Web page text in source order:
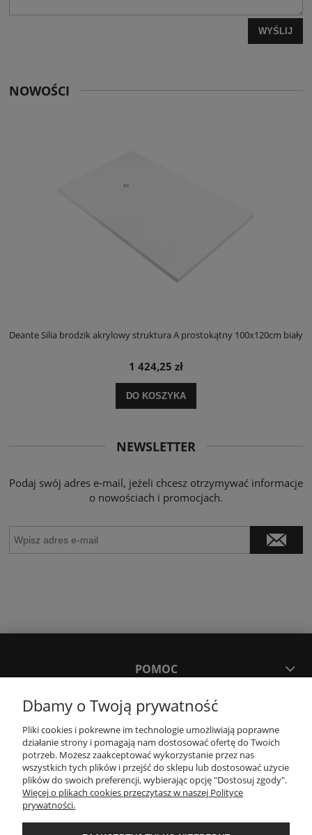
WYŚLIJ
NOWOŚCI
Deante Silia brodzik akrylowy struktura A prostokątny 100x120cm biały
1 424,25 zł
DO KOSZYKA
NEWSLETTER
Podaj swój adres e-mail, jeżeli chcesz otrzymywać informacje
o nowościach i promocjach.
POMOC
MOJE KONTO
PŁATNOŚCI I DOSTAWA
KONTAKT
Dbamy o Twoją prywatność
Pliki cookies i pokrewne im technologie umożliwiają poprawne
działanie strony i pomagają nam dostosować ofertę do Twoich
potrzeb. Możesz zaakceptować wykorzystanie przez nas
wszystkich tych plików i przejść do sklepu lub dostosować użycie
plików do swoich preferencji, wybierając opcję "Dostosuj zgody".
Więcej o plikach cookies przeczytasz w naszej Polityce
prywatności.